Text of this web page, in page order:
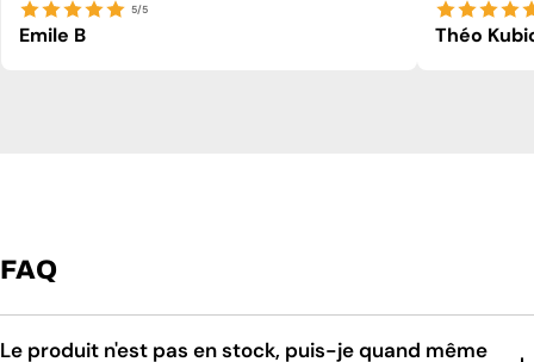
5/5
Emile B Théo
FAQ
Le produit n'est pas en stock, puis-je quand même